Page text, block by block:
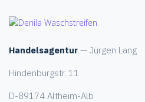
Handelsagentur — Jürgen Lang
Hindenburgstr. 11
D-89174 Altheim-Alb